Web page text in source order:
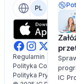
PL EN
Polityka Prywatności
Polityka Cookies
Regulamin
IC